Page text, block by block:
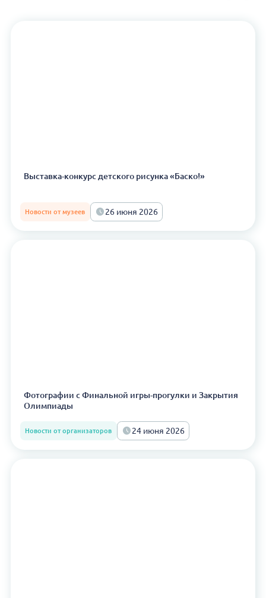
Выставка-конкурс детского рисунка «Баско!»
Новости от музеев 26 июня 2026
Фотографии с Финальной игры-прогулки и Закрытия
Олимпиады
Новости от организаторов 24 июня 2026